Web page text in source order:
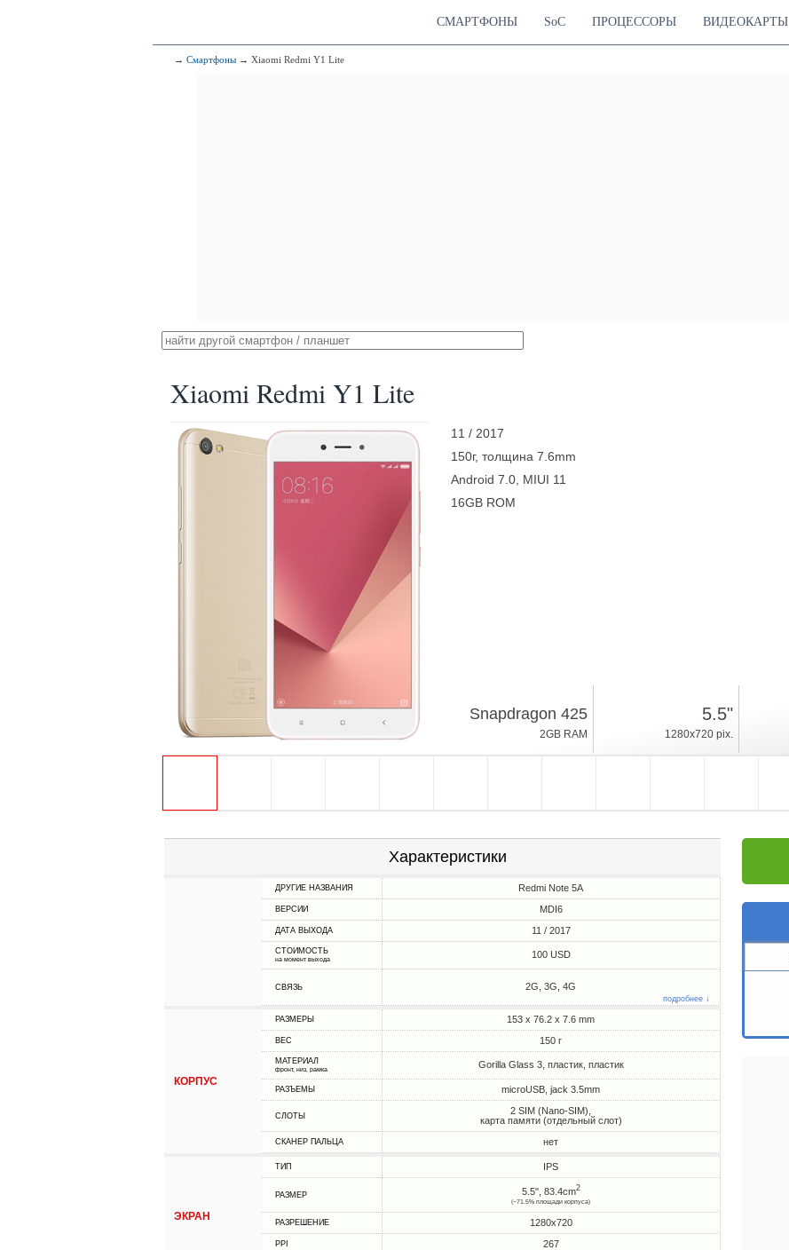
СМАРТФОНЫ SoC ПРОЦЕССОРЫ ВИДЕОКАРТЫ
→ Смартфоны → Xiaomi Redmi Y1 Lite
Xiaomi Redmi Y1 Lite
11 / 2017
150г, толщина 7.6mm
Android 7.0, MIUI 11
16GB ROM
Snapdragon 425
2GB RAM
5.5"
1280x720 pix.
Характеристики
ДРУГИЕ НАЗВАНИЯ Redmi Note 5A
ВЕРСИИ MDI6
ДАТА ВЫХОДА 11 / 2017
СТОИМОСТЬ
на момент выхода 100 USD
СВЯЗЬ 2G, 3G, 4G
подробнее ↓
КОРПУС
РАЗМЕРЫ 153 x 76.2 x 7.6 mm
ВЕС 150 г
МАТЕРИАЛ
фронт, низ, рамка Gorilla Glass 3, пластик, пластик
РАЗЪЕМЫ microUSB, jack 3.5mm
СЛОТЫ
2 SIM (Nano-SIM),
карта памяти (отдельный слот)
СКАНЕР ПАЛЬЦА нет
ЭКРАН
ТИП IPS
РАЗМЕР 5.5", 83.4cm2
(~71.5% площади корпуса)
РАЗРЕШЕНИЕ 1280x720
PPI 267